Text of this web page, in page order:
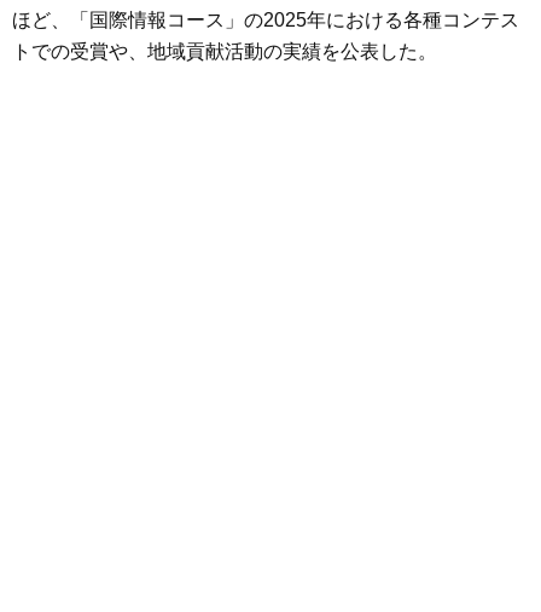
ほど、「国際情報コース」の2025年における各種コンテス
トでの受賞や、地域貢献活動の実績を公表した。